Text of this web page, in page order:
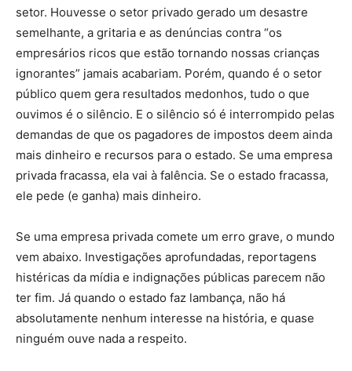
setor. Houvesse o setor privado gerado um desastre
semelhante, a gritaria e as denúncias contra “os
empresários ricos que estão tornando nossas crianças
ignorantes” jamais acabariam. Porém, quando é o setor
público quem gera resultados medonhos, tudo o que
ouvimos é o silêncio. E o silêncio só é interrompido pelas
demandas de que os pagadores de impostos deem ainda
mais dinheiro e recursos para o estado. Se uma empresa
privada fracassa, ela vai à falência. Se o estado fracassa,
ele pede (e ganha) mais dinheiro.
Se uma empresa privada comete um erro grave, o mundo
vem abaixo. Investigações aprofundadas, reportagens
histéricas da mídia e indignações públicas parecem não
ter fim. Já quando o estado faz lambança, não há
absolutamente nenhum interesse na história, e quase
ninguém ouve nada a respeito.